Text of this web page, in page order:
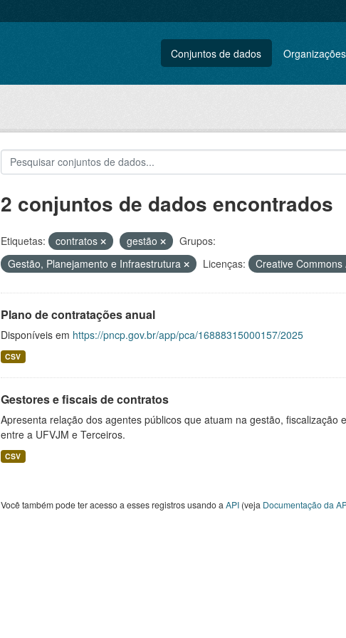
Conjuntos de dados Organizações
2 conjuntos de dados encontrados
Etiquetas: contratos gestão
Grupos:
Gestão, Planejamento e Infraestrutura
Licenças: Creative Commons
Plano de contratações anual
Disponíveis em https://pncp.gov.br/app/pca/16888315000157/2025
CSV
Gestores e fiscais de contratos
Apresenta relação dos agentes públicos que atuam na gestão,
entre a UFVJM e Terceiros.
CSV
Você também pode ter acesso a esses registros usando a API(veja Documentação da